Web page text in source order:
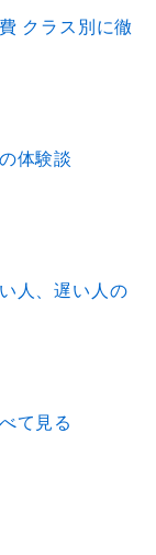
クラス別に徹
体験談
人、遅い人の
て見る